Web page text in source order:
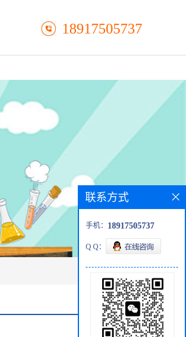
18917505737
联系方式
手机： 18917505737
Q Q：